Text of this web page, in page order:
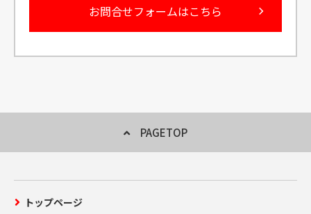
お問合せフォームはこちら
PAGETOP
トップページ